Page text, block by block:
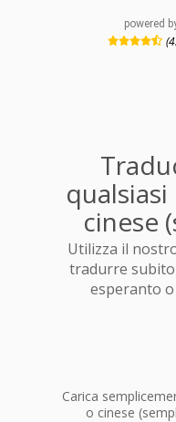
powered
cinese
Utilizza il
tradurre
esperanto o
Carica
o cinese